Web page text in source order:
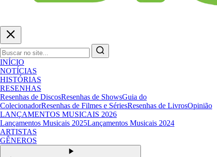
INÍCIO
NOTÍCIAS
HISTÓRIAS
RESENHAS
Resenhas de DiscosResenhas de ShowsGuia do
ColecionadorResenhas de Filmes e SériesResenhas de LivrosOpinião
LANÇAMENTOS MUSICAIS 2026
Lançamentos Musicais 2025Lançamentos Musicais 2024
ARTISTAS
GÊNEROS